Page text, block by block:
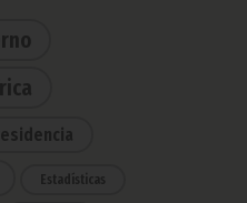
Estadísticas